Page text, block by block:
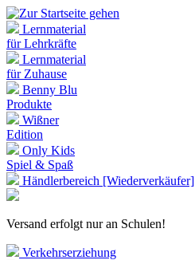
Lernmaterial
für Lehrkräfte
Lernmaterial
für Zuhause
Benny Blu
Produkte
Wißner
Edition
Only Kids
Spiel & Spaß
Händlerbereich [Wiederverkäufer]
Versand erfolgt nur an Schulen!
Verkehrserziehung